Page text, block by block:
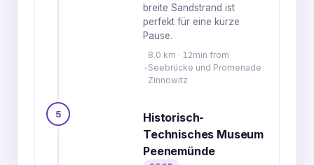
breite Sandstrand ist
perfekt für eine kurze
Pause.
8.0 km · 12min from
Seebrücke und Promenade
Zinnowitz
5
Historisch-
Technisches Museum
Peenemünde